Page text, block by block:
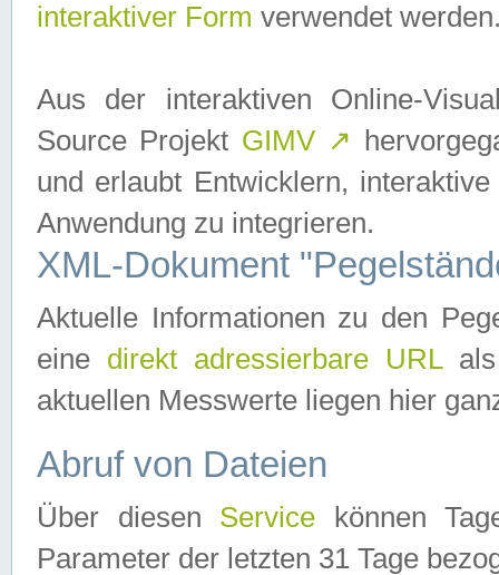
interaktiver Form verwendet
Aus der interaktiven Online-
Source Projekt GIMV ↗
und erlaubt Entwicklern,
Anwendung zu integrieren.
XML-Dokument
Aktuelle Informationen zu den
eine direkt adressierbare URLals
aktuellen Messwerte liegen hier
Abruf von Dateien
Über diesen Service können
Parameter der letzten 31 Tage